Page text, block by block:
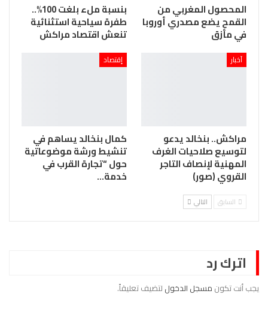
المحصول المغربي من
القمح يضع مصدري أوروبا
في مأزق
بنسبة ملء بلغت 100%..
طفرة سياحية استثنائية
تنعش اقتصاد مراكش
آخبار
مراكش.. بنخالد يدعو
لتوسيع صلاحيات الغرف
المهنية لإنصاف التاجر
القروي (صور)
إقتصاد
كمال بنخالد يساهم في
تنشيط ورشة موضوعاتية
حول “تجارة القرب في
خدمة…
السابق التالي
اترك رد
يجب أنت تكون مسجل الدخول لتضيف تعليقاً.